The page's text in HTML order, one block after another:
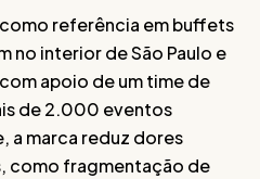
referência em buffets
no interior de São Paulo e
apoio de um time de
de 2.000 eventos
a marca reduz dores
como fragmentação de